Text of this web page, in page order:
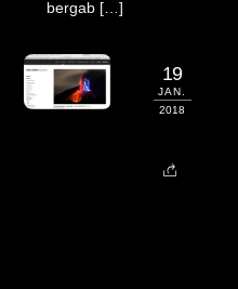
bergab […]
19
JAN.
2018